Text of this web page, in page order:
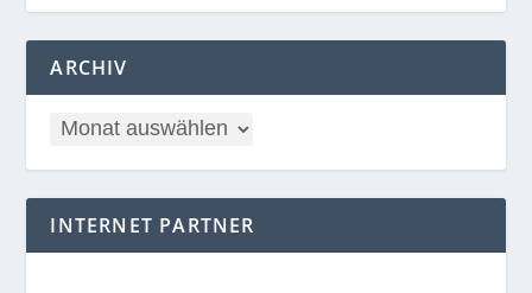
ARCHIV
INTERNET PARTNER